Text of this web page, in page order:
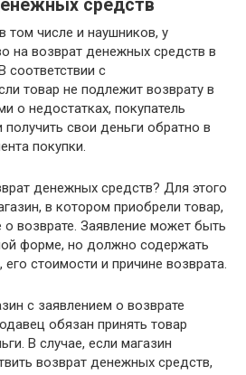
средств
том числе и наушников, у
на возврат денежных средств в
соответствии с
товар не подлежит возврату в
о недостатках, покупатель
свои деньги обратно в
покупки.
денежных средств? Для этого
в котором приобрели товар,
возврате. Заявление может быть
форме, но должно содержать
стоимости и причине возврата.
с заявлением о возврате
обязан принять товар
В случае, если магазин
возврат денежных средств,